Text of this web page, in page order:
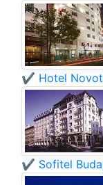
✔️ Hotel
✔️ Sofitel